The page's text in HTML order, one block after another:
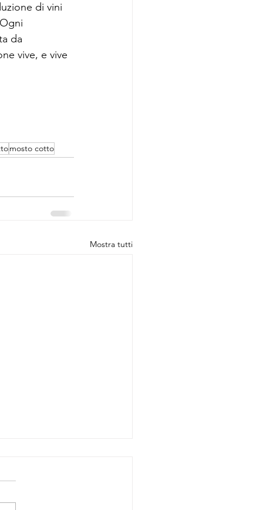
di vini
da
vive, e vive
mosto cotto
Mostra tutti